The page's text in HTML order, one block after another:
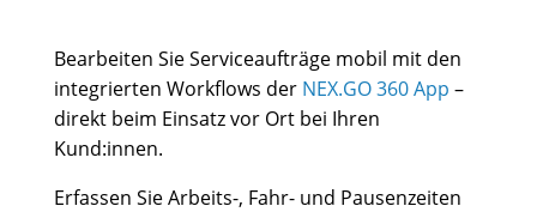
Bearbeiten Sie Serviceaufträge mobil mit den
integrierten Workflows der NEX.GO 360App –
direkt beim Einsatz vor Ort bei Ihren
Kund:innen.
Erfassen Sie Arbeits-, Fahr- und Pausenzeiten